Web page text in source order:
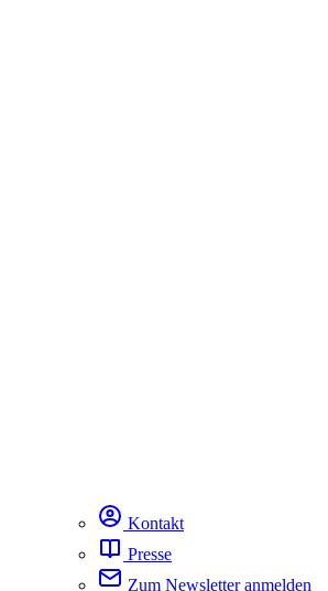
Kontakt
Presse
Zum Newsletter anmelden